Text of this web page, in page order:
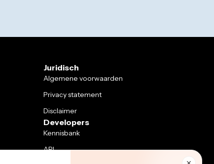
Juridisch
Algemene voorwaarden
Privacy statement
Disclaimer
Developers
Kennisbank
API